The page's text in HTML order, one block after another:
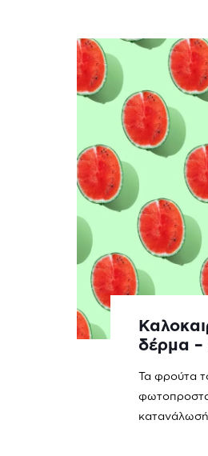
δέρμα –
Τα φρούτα
κατανάλωσή